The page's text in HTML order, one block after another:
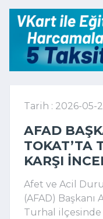
Tarih : 2026-05-
AFAD
TOKAT’TA
KARŞI
Afet ve Acil
(AFAD) Başkanı
Turhal ilçesinde